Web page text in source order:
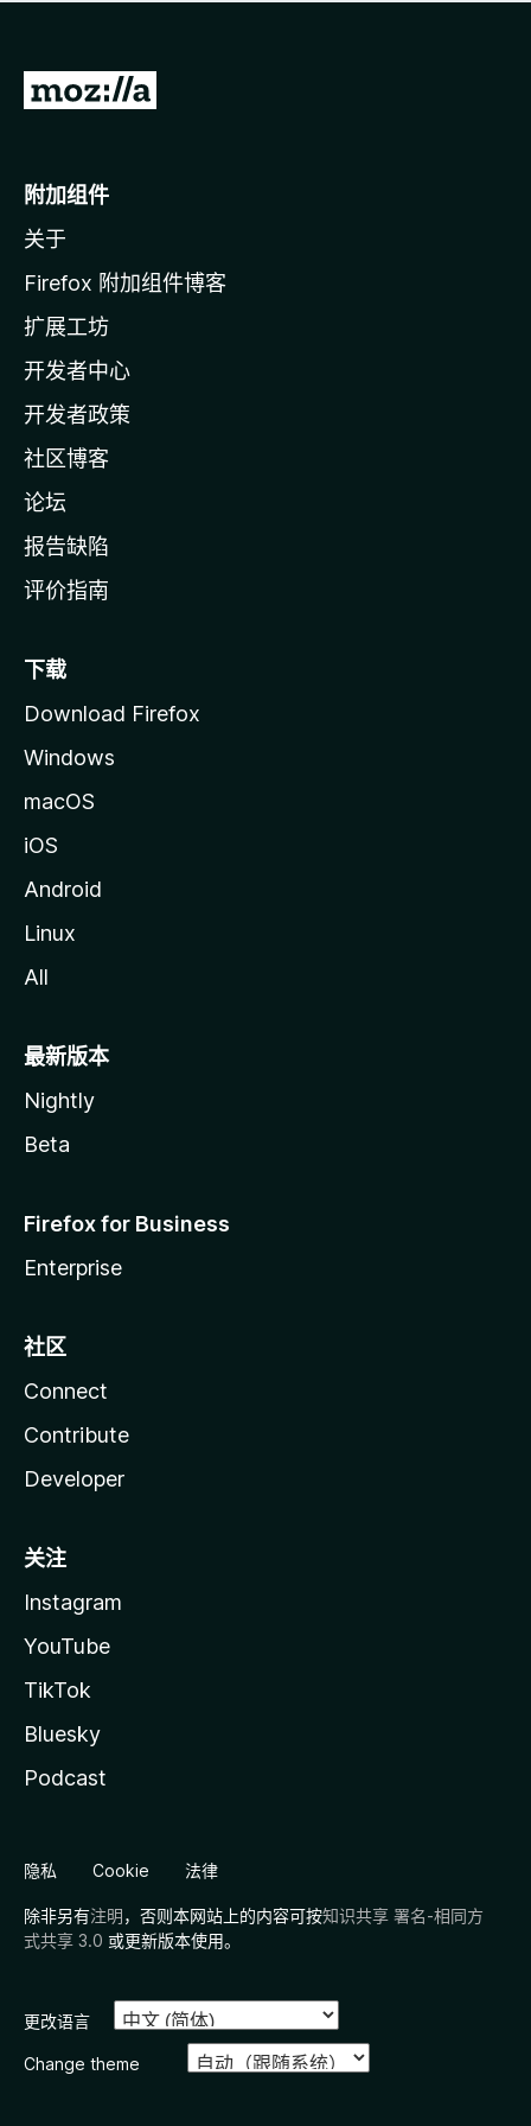
无
转
o
i
l
a
主
页
附加组件
关于
Firefox 附加组件博客
扩展工坊
开发者中心
开发者政策
社区博客
论坛
报告缺陷
评价指南
下载
Download Firefox
Windows
macOS
iOS
Android
Linux
All
最新版本
Nightly
Beta
Firefox for Business
Enterprise
社区
Connect
Contribute
Developer
关注
Instagram
YouTube
TikTok
Bluesky
Podcast
隐私 Cookie 法律
除非另有注明，否则本网站上的内容可按知识共享 署名-相同方
式共享 3.0 或更新版本使用。
更改语言
Change theme